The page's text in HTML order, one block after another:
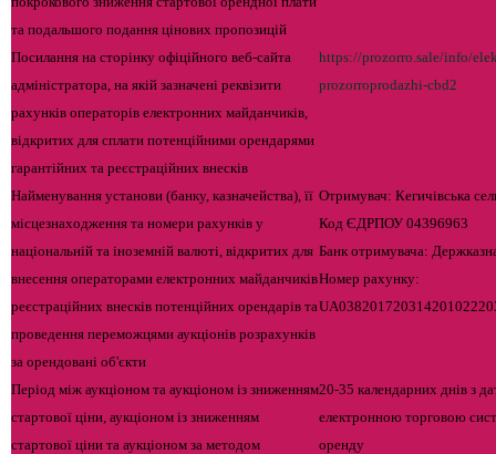
та подальшого подання цінових пропозицій
Посилання на сторінку офіційного веб-сайта
адміністратора, на якій зазначені реквізити
рахунків операторів електронних майданчиків,
відкритих для сплати потенційними орендарями
гарантійних та реєстраційних внесків
https://prozorro.sale/info/
prozorroprodazhi-cbd2
Найменування установи (банку, казначейства), її
місцезнаходження та номери рахунків у
національній та іноземній валюті, відкритих для
внесення операторами електронних майданчиків
реєстраційних внесків потенційних орендарів та
проведення переможцями аукціонів розрахунків
за орендовані об'єкти
Отримувач: Кегичівська
Код ЄДРПОУ 04396963
Банк отримувача:
Номер рахунку:
Період між аукціоном та аукціоном із зниженням
стартової ціни, аукціоном із зниженням
стартової ціни та аукціоном за методом
20-35 календарних днів з
електронною торговою
оренду